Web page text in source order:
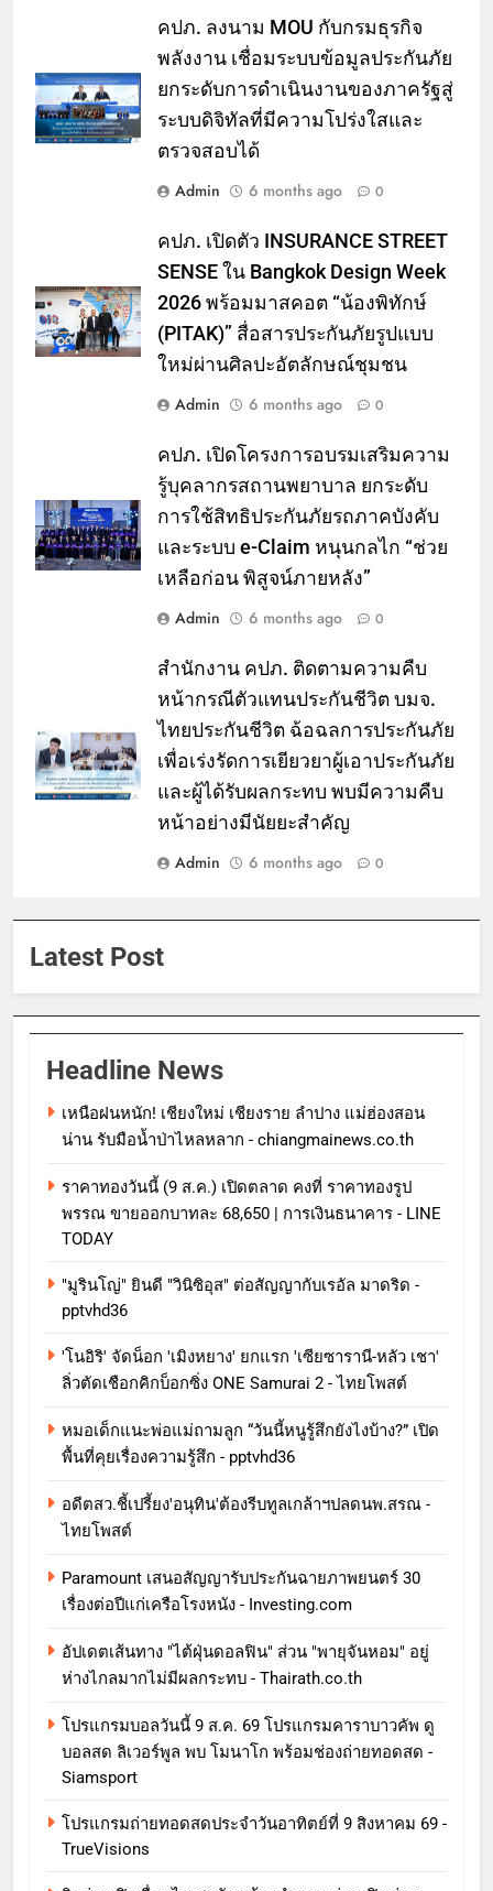
คปภ. ลงนาม MOU กับกรมธุรกิจ
พลังงาน เชื่อมระบบข้อมูลประกันภัย
ยกระดับการดำเนินงานของภาครัฐสู่
ระบบดิจิทัลที่มีความโปร่งใสและ
ตรวจสอบได้
Admin
6 months ago 0
คปภ. เปิดตัว INSURANCE STREET
SENSE ใน Bangkok Design Week
2026 พร้อมมาสคอต “น้องพิทักษ์
(PITAK)” สื่อสารประกันภัยรูปแบบ
ใหม่ผ่านศิลปะอัตลักษณ์ชุมชน
Admin
6 months ago 0
คปภ. เปิดโครงการอบรมเสริมความ
รู้บุคลากรสถานพยาบาล ยกระดับ
การใช้สิทธิประกันภัยรถภาคบังคับ
และระบบ e-Claim หนุนกลไก “ช่วย
เหลือก่อน พิสูจน์ภายหลัง”
Admin
6 months ago 0
สำนักงาน คปภ. ติดตามความคืบ
หน้ากรณีตัวแทนประกันชีวิต บมจ.
ไทยประกันชีวิต ฉ้อฉลการประกันภัย
เพื่อเร่งรัดการเยียวยาผู้เอาประกันภัย
และผู้ได้รับผลกระทบ พบมีความคืบ
หน้าอย่างมีนัยยะสำคัญ
Admin
6 months ago 0
Latest Post
Headline News
เหนือฝนหนัก! เชียงใหม่ เชียงราย ลำปาง แม่ฮ่องสอน
น่าน รับมือน้ำป่าไหลหลาก - chiangmainews.co.th
ราคาทองวันนี้ (9 ส.ค.) เปิดตลาด คงที่ ราคาทองรูป
พรรณ ขายออกบาทละ 68,650 | การเงินธนาคาร - LINE
TODAY
"มูรินโญ่" ยินดี "วินิซิอุส" ต่อสัญญากับเรอัล มาดริด -
pptvhd36
'โนอิริ' จัดน็อก 'เมิงหยาง' ยกแรก 'เซียซารานี-หลัว เชา'
ลิ่วตัดเชือกคิกบ็อกซิ่ง ONE Samurai 2 - ไทยโพสต์
หมอเด็กแนะพ่อแม่ถามลูก “วันนี้หนูรู้สึกยังไงบ้าง?” เปิด
พื้นที่คุยเรื่องความรู้สึก - pptvhd36
อดีตสว.ชี้เปรี้ยง'อนุทิน'ต้องรีบทูลเกล้าฯปลดนพ.สรณ -
ไทยโพสต์
Paramount เสนอสัญญารับประกันฉายภาพยนตร์ 30
เรื่องต่อปีแก่เครือโรงหนัง - Investing.com
อัปเดตเส้นทาง "ไต้ฝุ่นดอลฟิน" ส่วน "พายุจันหอม" อยู่
ห่างไกลมากไม่มีผลกระทบ - Thairath.co.th
โปรแกรมบอลวันนี้ 9 ส.ค. 69 โปรแกรมคาราบาวคัพ ดู
บอลสด ลิเวอร์พูล พบ โมนาโก พร้อมช่องถ่ายทอดสด -
Siamsport
โปรแกรมถ่ายทอดสดประจำวันอาทิตย์ที่ 9 สิงหาคม 69 -
TrueVisions